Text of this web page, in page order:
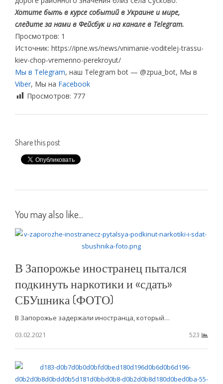
Хотите быть в курсе событий в Украине и мире,
следите за нами в Фейсбук и на канале в Telegram.
Просмотров: 1
Источник: https://ipne.ws/news/vnimanie-voditelej-trassu-
kiev-chop-vremenno-perekroyut/
Мы в Telegram, наш Telegram bot — @zpua_bot, Мы в
Viber, Мы на Facebook
Просмотров: 777
Share this post
You may also like...
В Запорожье иностранец пытался
подкинуть наркотики и «сдать»
СБУшника (ФОТО)
В Запорожье задержали иностранца, который…
03.02.2021
523